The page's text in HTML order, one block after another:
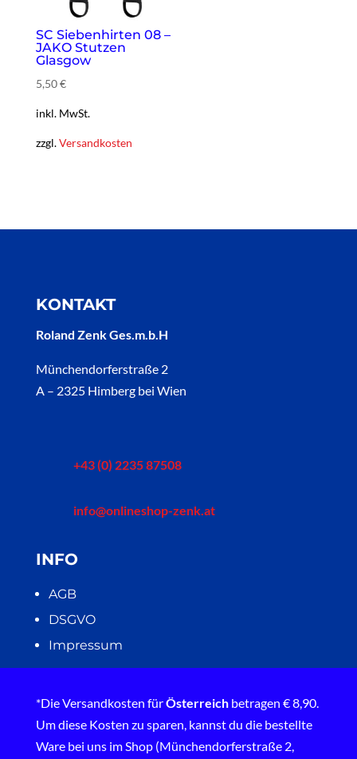
SC Siebenhirten 08 –
JAKO Stutzen
Glasgow
5,50€
inkl. MwSt.
zzgl.Versandkosten
KONTAKT
Roland Zenk Ges.m.b.H
Münchendorferstraße 2
A – 2325 Himberg bei Wien
+43 (0) 2235 87508
info@onlineshop-zenk.at
INFO
AGB
DSGVO
Impressum
*Die Versandkosten fürÖsterreich betragen € 8,90.
Um diese Kosten zu sparen, kannst du die bestellte
Ware bei uns im Shop (Münchendorferstraße 2,